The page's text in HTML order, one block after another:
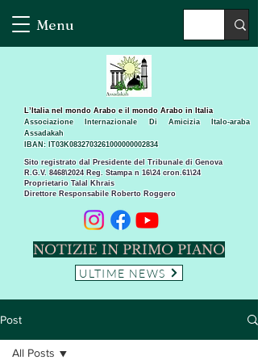
Menu
Sito registrato dal Presidente del Tribunale di Genova
R.G.V. 8468\2024 Reg. Stampa n 16\24 cron.61\24 ​
Proprietario Talal Khrais
Direttore Responsabile Roberto Roggero
L’Italia nel mondo Arabo e il mondo Arabo in Italia
Associazione Internazionale Di Amicizia Italo-araba
Assadakah
IBAN: IT03K0832703261000000002834
NOTIZIE IN PRIMO PIANO
ULTIME NEWS
Post
All Posts